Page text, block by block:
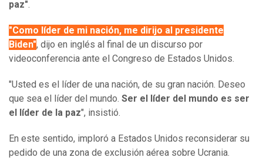
paz".
"Como líder de mi nación, me dirijo al presidente
Biden", dijo en inglés al final de un discurso por
videoconferencia ante el Congreso de Estados Unidos.
"Usted es el líder de una nación, de su gran nación. Deseo
que sea el líder del mundo. Ser el líder del mundo es ser
el líder de la paz", insistió.
En este sentido, imploró a Estados Unidos reconsiderar su
pedido de una zona de exclusión aérea sobre Ucrania.